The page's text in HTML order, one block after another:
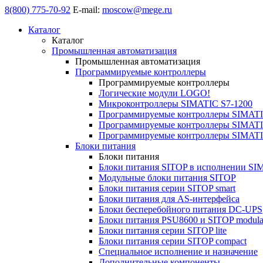
8(800) 775-70-92 E-mail: moscow@mege.ru
Каталог
Каталог
Промышленная автоматизация
Промышленная автоматизация
Программируемые контроллеры
Программируемые контроллеры
Логические модули LOGO!
Микроконтроллеры SIMATIC S7-1200
Программируемые контроллеры
Программируемые контроллеры
Программируемые контроллеры
Блоки питания
Блоки питания
Блоки питания SITOP в исполнении
Модульные блоки питания SITOP
Блоки питания серии SITOP smart
Блоки питания для AS-интерфейса
Блоки бесперебойного питания DC-UPS
Блоки питания PSU8600 и SITOP
Блоки питания серии SITOP lite
Блоки питания серии SITOP compact
Специальное исполнение и назначение